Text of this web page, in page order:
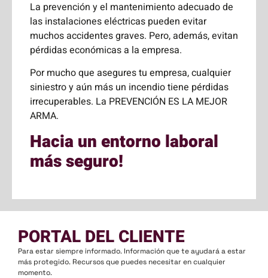
La prevención y el mantenimiento adecuado de
las instalaciones eléctricas pueden evitar
muchos accidentes graves. Pero, además, evitan
pérdidas económicas a la empresa.
Por mucho que asegures tu empresa, cualquier
siniestro y aún más un incendio tiene pérdidas
irrecuperables. La PREVENCIÓN ES LA MEJOR
ARMA.
Hacia un entorno laboral
más seguro!
PORTAL DEL CLIENTE
Para estar siempre informado. Información que te ayudará a estar
más protegido. Recursos que puedes necesitar en cualquier
momento.